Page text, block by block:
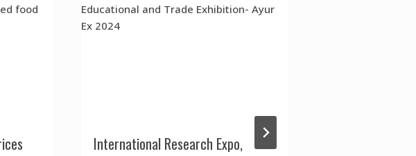
International Research Expo,